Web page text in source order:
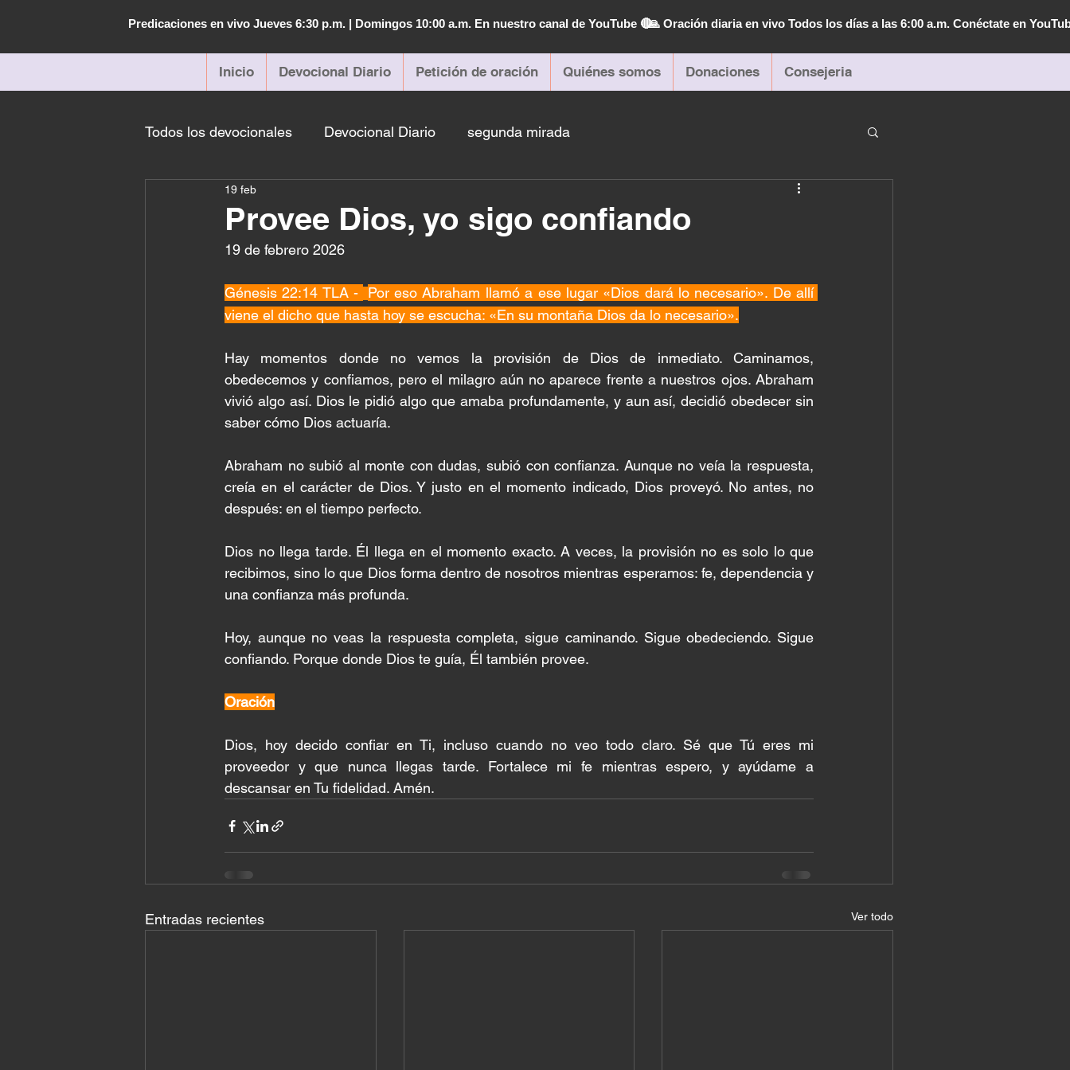
Predicaciones en vivo Jueves 6:30 p.m. | Domingos 10:00 a.m. En nuestro canal de YouTube 🔴🙏 Oración diaria en vivo Todos los días a las 6:00 a.m. Conéctate en
Inicio Devocional Diario Petición de oración Quiénes somos Donaciones Consejeria
Todos los devocionales Devocional Diario segunda mirada
Provee Dios, yo sigo confiando
19 feb
19 de febrero 2026
Génesis 22:14 TLA -
Por eso Abraham llamó a ese lugar «Dios dará lo necesario». De allí
viene el dicho que hasta hoy se escucha: «En su montaña Dios da lo necesario».
Hay momentos donde no vemos la provisión de Dios de inmediato. Caminamos,
obedecemos y confiamos, pero el milagro aún no aparece frente a nuestros ojos. Abraham
vivió algo así. Dios le pidió algo que amaba profundamente, y aun así, decidió obedecer sin
saber cómo Dios actuaría.
Abraham no subió al monte con dudas, subió con confianza. Aunque no veía la respuesta,
creía en el carácter de Dios. Y justo en el momento indicado, Dios proveyó. No antes, no
después: en el tiempo perfecto.
Dios no llega tarde. Él llega en el momento exacto. A veces, la provisión no es solo lo que
recibimos, sino lo que Dios forma dentro de nosotros mientras esperamos: fe, dependencia y
una confianza más profunda.
Hoy, aunque no veas la respuesta completa, sigue caminando. Sigue obedeciendo. Sigue
confiando. Porque donde Dios te guía, Él también provee.
Oración
Dios, hoy decido confiar en Ti, incluso cuando no veo todo claro. Sé que Tú eres mi
proveedor y que nunca llegas tarde. Fortalece mi fe mientras espero, y ayúdame a
descansar en Tu fidelidad. Amén.
Entradas recientes Ver todo